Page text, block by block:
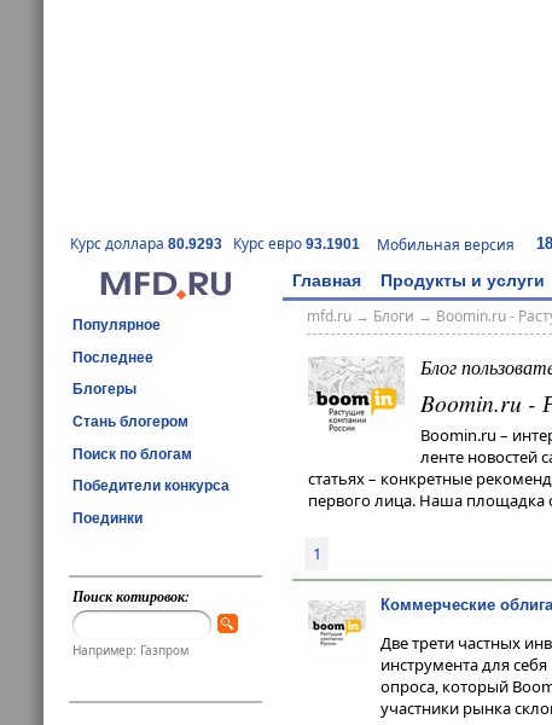
Курс доллара 80.9293 Курс евро 93.1901 Мобильная версия
Главная Продукты и услуги
Популярное
Последнее
Блогеры
Стань блогером
Поиск по блогам
Победители конкурса
Поединки
Поиск котировок:
Например: Газпром
mfd.ru→ Блоги → Boomin.ru -
Блог
Boomin.ru -
Boomin.ru –
ленте новостей
статьях – конкретные
первого лица. Наша площадка
1
Коммерческие
Две трети частных
инструмента для
опроса, который
участники рынка